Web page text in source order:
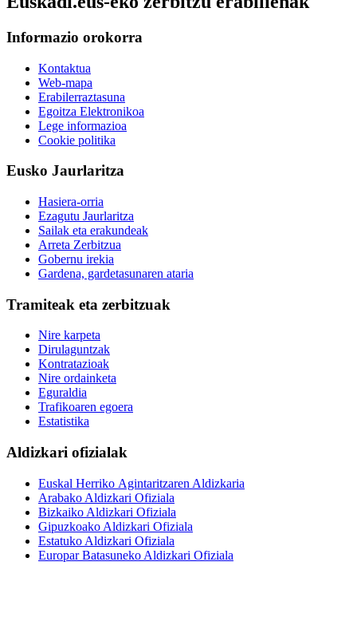
Informazio orokorra
Kontaktua
Web-mapa
Erabilerraztasuna
Egoitza Elektronikoa
Lege informazioa
Cookie politika
Eusko Jaurlaritza
Hasiera-orria
Ezagutu Jaurlaritza
Sailak eta erakundeak
Arreta Zerbitzua
Gobernu irekia
Gardena, gardetasunaren ataria
Tramiteak eta zerbitzuak
Nire karpeta
Dirulaguntzak
Kontratazioak
Nire ordainketa
Eguraldia
Trafikoaren egoera
Estatistika
Aldizkari ofizialak
Euskal Herriko Agintaritzaren Aldizkaria
Arabako Aldizkari Ofiziala
Bizkaiko Aldizkari Ofiziala
Gipuzkoako Aldizkari Ofiziala
Estatuko Aldizkari Ofiziala
Europar Batasuneko Aldizkari Ofiziala